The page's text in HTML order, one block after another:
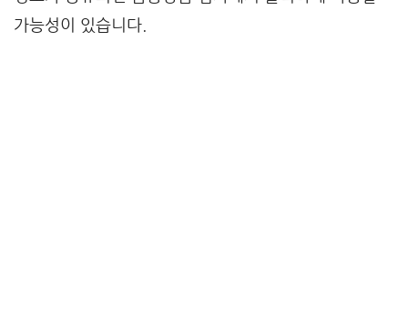
가능성이 있습니다.